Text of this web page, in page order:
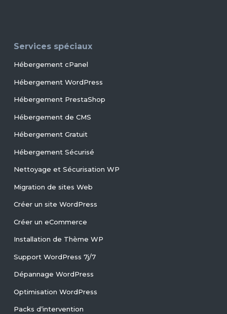
Services spéciaux
Hébergement cPanel
Hébergement WordPress
Hébergement PrestaShop
Hébergement de CMS
Hébergement Gratuit
Hébergement Sécurisé
Nettoyage et Sécurisation WP
Migration de sites Web
Créer un site WordPress
Créer un eCommerce
Installation de Thème WP
Support WordPress 7j/7
Dépannage WordPress
Optimisation WordPress
Packs d’intervention